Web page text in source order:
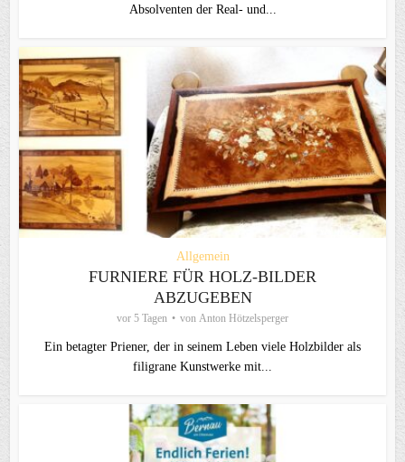
Absolventen der Real- und...
Allgemein
FURNIERE FÜR HOLZ-BILDER
ABZUGEBEN
vor 5 Tagen von Anton Hötzelsperger
Ein betagter Priener, der in seinem Leben viele Holzbilder als
filigrane Kunstwerke mit...